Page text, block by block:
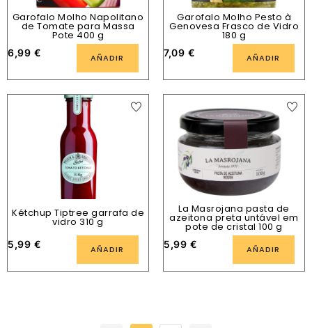
Garofalo Molho Napolitano
de Tomate para Massa
Pote 400 g
6,99 € AÑADIR
Garofalo Molho Pesto à
Genovesa Frasco de Vidro
180 g
7,09 € AÑADIR
Kétchup Tiptree garrafa de
vidro 310 g
5,99 € AÑADIR
La Masrojana pasta de
azeitona preta untável em
pote de cristal 100 g
5,99 € AÑADIR